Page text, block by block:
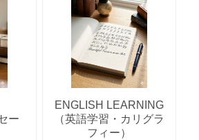
ー
ENGLISH LEARNING
（英語学習・カリグラ
フィー）